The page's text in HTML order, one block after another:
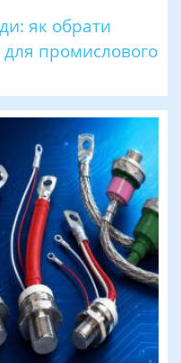
як обрати
промислового